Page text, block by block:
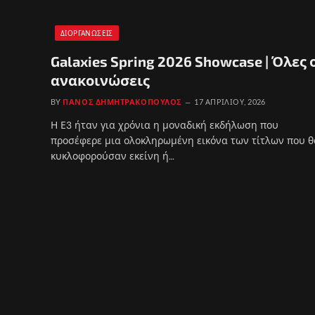
ΔΙΟΡΓΑΝΏΣΕΙΣ
Galaxies Spring 2026 Showcase | Όλες
ανακοινώσεις
BY ΠΆΝΟΣ ΔΗΜΗΤΡΑΚΌΠΟΥΛΟΣ 17 ΑΠΡΙΛΊΟΥ, 2026
Η Ε3 ήταν για χρόνια η μοναδική εκδήλωση που
προσέφερε μια ολοκληρωμένη εικόνα των τίτλων που
κυκλοφορούσαν εκείνη ή…